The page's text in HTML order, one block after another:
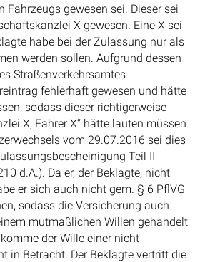
Fahrzeugs gewesen sei. Dieser sei
X gewesen. Eine X sei
habe bei der Zulassung nur als
werden sollen. Aufgrund dessen
Straßenverkehrsamtes
fehlerhaft gewesen und hätte
sodass dieser richtigerweise
X, Fahrer X“ hätte lauten müssen.
vom 29.07.2016 sei dies
Teil II
d.A.). Da er, der Beklagte, nicht
er sich auch nicht gem. § 6 PflVG
sodass die Versicherung auch
mutmaßlichen Willen gehandelt
der Wille einer nicht
in Betracht. Der Beklagte vertritt die